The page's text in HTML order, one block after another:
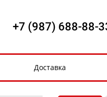
+7 (987) 688-88-
Доставка